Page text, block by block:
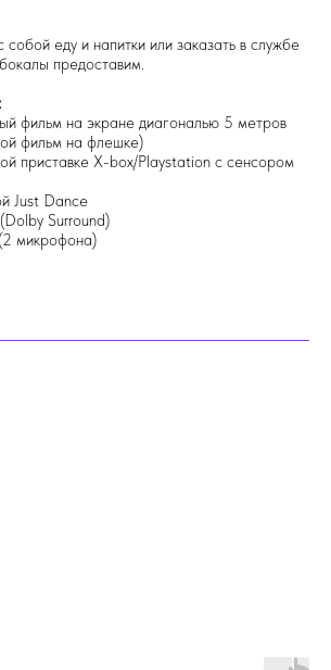
собой еду и напитки или заказать в службе
предоставим.
фильм на экране диагональю 5 метров
фильм на флешке)
приставке X-box/Playstation с сенсором
Just Dance
Surround)
микрофона)